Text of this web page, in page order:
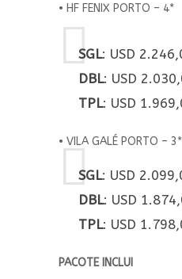
• HF FENIX PORTO – 4*
SGL: USD
DBL: USD
TPL: USD
• VILA GALÉ PORTO – 3*
SGL: USD
DBL: USD
TPL: USD
PACOTE INCLUI